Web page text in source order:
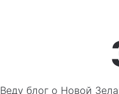
Веду блог о Новой